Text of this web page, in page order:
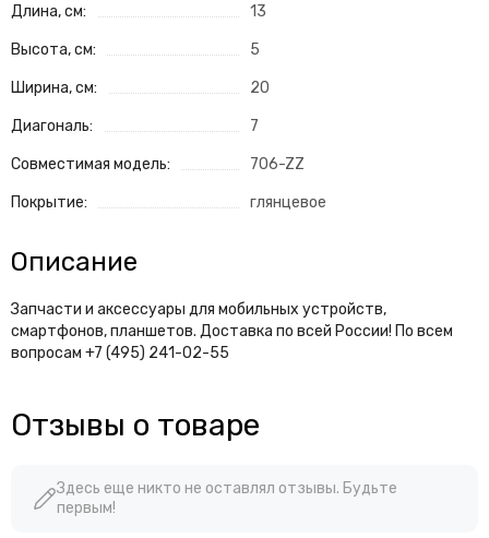
Длина, см: 13
Высота, см: 5
Ширина, см: 20
Диагональ: 7
Совместимая модель: 706-ZZ
Покрытие: глянцевое
Описание
Запчасти и аксессуары для мобильных устройств,
смартфонов, планшетов. Доставка по всей России! По всем
вопросам +7 (495) 241-02-55
Отзывы о товаре
Здесь еще никто не оставлял отзывы. Будьте
первым!